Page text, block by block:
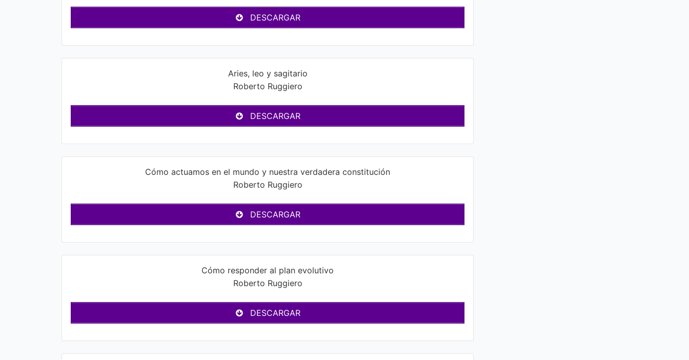
DESCARGAR
Aries, leo y sagitario
Roberto Ruggiero
DESCARGAR
Cómo actuamos en el mundo y nuestra verdadera constitución
Roberto Ruggiero
DESCARGAR
Cómo responder al plan evolutivo
Roberto Ruggiero
DESCARGAR